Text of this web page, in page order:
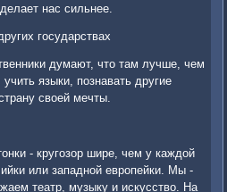
нас сильнее.
государствах
думают, что там лучше, чем
языки, познавать другие
своей мечты.
- кругозор шире, чем у каждой
или западной европейки. Мы -
театр, музыку и искусство. На